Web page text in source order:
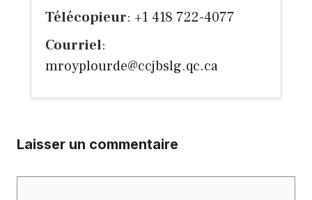
Télécopieur: +1 418 722-4077
Courriel:
mroyplourde@ccjbslg.qc.ca
Laisser un commentaire